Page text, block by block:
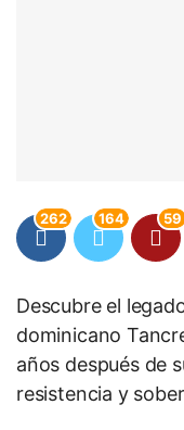
262 164 59
Descubre el
dominicano
años después de
resistencia y